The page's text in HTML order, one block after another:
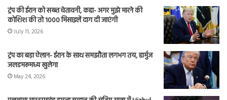
ट्रंप की ईरान को सख्त चेतावनी, कहा- अगर मुझे मारने की
कोशिश की तो 1000 मिसाइलें दाग दी जाएंगी
July 11, 2026
ट्रंप का बड़ा ऐलान- ईरान के साथ समझौता लगभग तय, हार्मुज
जलडमरूमध्य खुलेगा
May 24, 2026